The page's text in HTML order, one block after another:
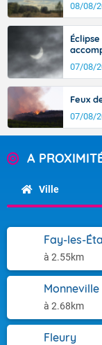
08/08/
07/08/
Feux
07/08/
A
Ville
Fay-les-
à 2.55km
Monneville
à 2.68km
Fleury